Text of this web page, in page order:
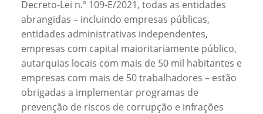
Decreto-Lei n.º 109-E/2021, todas as entidades
abrangidas – incluindo empresas públicas,
entidades administrativas independentes,
empresas com capital maioritariamente público,
autarquias locais com mais de 50 mil habitantes e
empresas com mais de 50 trabalhadores – estão
obrigadas a implementar programas de
prevenção de riscos de corrupção e infrações